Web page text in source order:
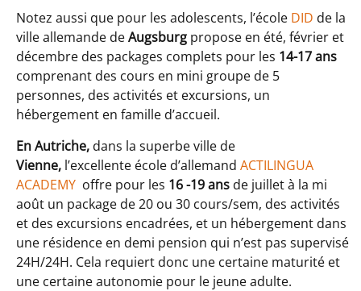
Notez aussi que pour les adolescents, l’école DID de la
ville allemande deAugsburg propose en été, février et
décembre des packages complets pour les 14-17 ans
comprenant des cours en mini groupe de 5
personnes, des activités et excursions, un
hébergement en famille d’accueil.
En Autriche, dans la superbe ville de
Vienne, l’excellente école d’allemand ACTILINGUA
ACADEMY offre pour les 16 -19 ans de juillet à la mi
août un package de 20 ou 30 cours/sem, des activités
et des excursions encadrées, et un hébergement dans
une résidence en demi pension qui n’est pas supervisé
24H/24H. Cela requiert donc une certaine maturité et
une certaine autonomie pour le jeune adulte.